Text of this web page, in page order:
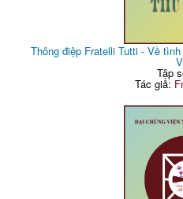
Thông điệp Fratelli Tutti - Về
Tập
Tác giả: